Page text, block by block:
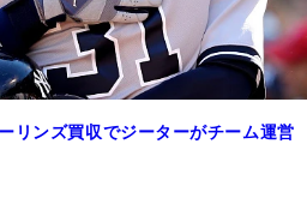
リンズ買収でジーターがチーム運営